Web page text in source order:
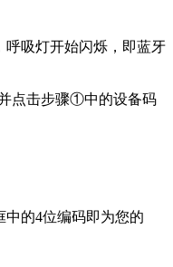
吸灯开始闪烁，即蓝牙
点击步骤①中的设备码
的4位编码即为您的